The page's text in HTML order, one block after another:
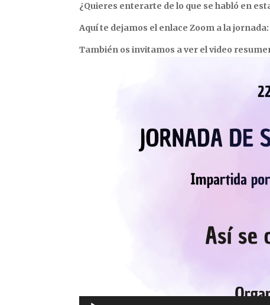
¿Quieres enterarte de lo que se habló en
Aquí te dejamos el enlace Zoom a la jornada:
También os invitamos a ver el video